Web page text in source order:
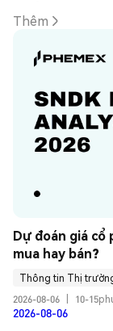
Thêm
Dự đoán giá cổ
mua hay bán?
Thông tin Thị
2026-08-06
10-
2026-08-06